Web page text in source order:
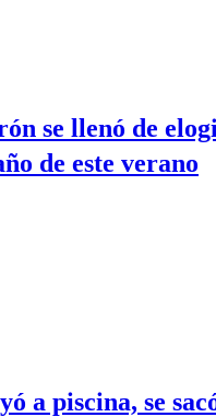
se llenó de
de este verano
a piscina, se